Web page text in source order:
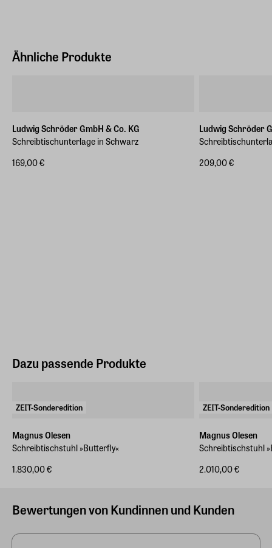
Ähnliche Produkte
Ludwig Schröder GmbH & Co. KG
Schreibtischunterlage in Schwarz
169,00 €
Ludwig Schröder
209,00 €
Dazu passende Produkte
ZEIT-Sonderedition
Magnus Olesen
Schreibtischstuhl »Butterfly«
1.830,00 €
ZEIT-Sonderedition
Magnus Olesen
Schreibtischstuhl
2.010,00 €
Bewertungen von Kundinnen und Kunden